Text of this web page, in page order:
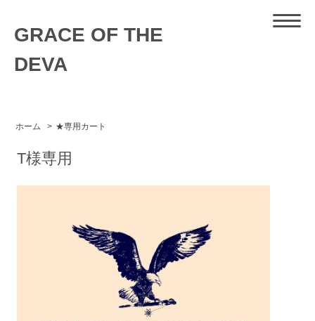
GRACE OF THE
DEVA
ホーム > ★専用カート
T様専用